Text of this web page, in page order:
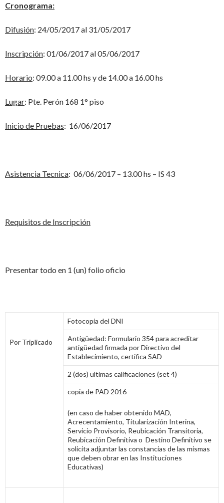
Cronograma:
Difusión: 24/05/2017 al 31/05/2017
Inscripción: 01/06/2017 al 05/06/2017
Horario: 09.00 a 11.00 hs y de 14.00 a 16.00 hs
Lugar: Pte. Perón 168 1° piso
Inicio de Pruebas: 16/06/2017
Asistencia Tecnica: 06/06/2017 – 13.00 hs – IS 43
Requisitos de Inscripción
Presentar todo en 1 (un) folio oficio
Por Triplicado
Fotocopia del DNI
Antigüedad: Formulario 354 para acreditar
antigüedad firmada por Directivo del
Establecimiento, certifica SAD
2 (dos) ultimas calificaciones (set 4)
copia de PAD 2016
(en caso de haber obtenido MAD,
Acrecentamiento, Titularización Interina,
Servicio Provisorio, Reubicación Transitoria,
Reubicación Definitiva o Destino Definitivo se
solicita adjuntar las constancias de las mismas
que deben obrar en las Instituciones
Educativas)